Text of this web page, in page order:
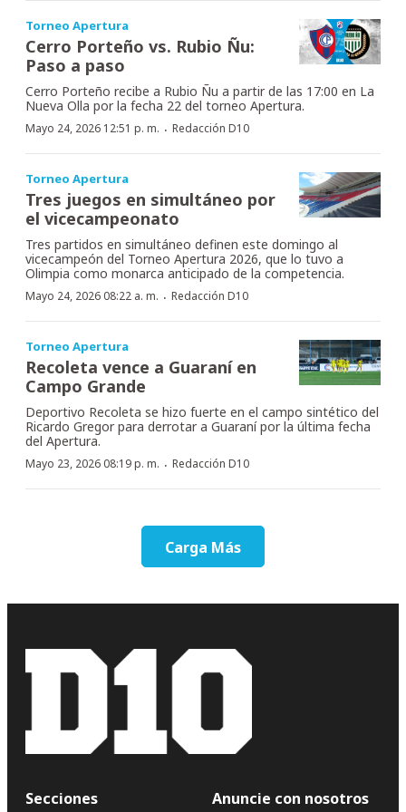
Torneo Apertura
Cerro Porteño vs. Rubio Ñu:
Paso a paso
Cerro Porteño recibe a Rubio Ñu a partir de las 17:00 en La
Nueva Olla por la fecha 22 del torneo Apertura.
Mayo 24, 2026 12:51 p. m. · Redacción D10
Torneo Apertura
Tres juegos en simultáneo por
el vicecampeonato
Tres partidos en simultáneo definen este domingo al
vicecampeón del Torneo Apertura 2026, que lo tuvo a
Olimpia como monarca anticipado de la competencia.
Mayo 24, 2026 08:22 a. m. · Redacción D10
Torneo Apertura
Recoleta vence a Guaraní en
Campo Grande
Deportivo Recoleta se hizo fuerte en el campo sintético del
Ricardo Gregor para derrotar a Guaraní por la última fecha
del Apertura.
Mayo 23, 2026 08:19 p. m. · Redacción D10
Carga Más
Secciones
Anuncie con nosotros